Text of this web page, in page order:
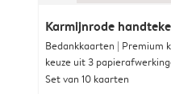
Karmijnrode
Bedankkaarten | Premium
keuze uit 3
Set van 10 kaarten